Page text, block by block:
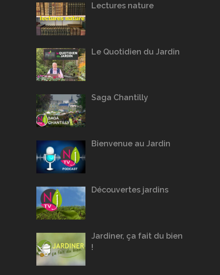
Lectures nature
Le Quotidien du Jardin
Saga Chantilly
Bienvenue au Jardin
Découvertes jardins
Jardiner, ça fait du bien
!